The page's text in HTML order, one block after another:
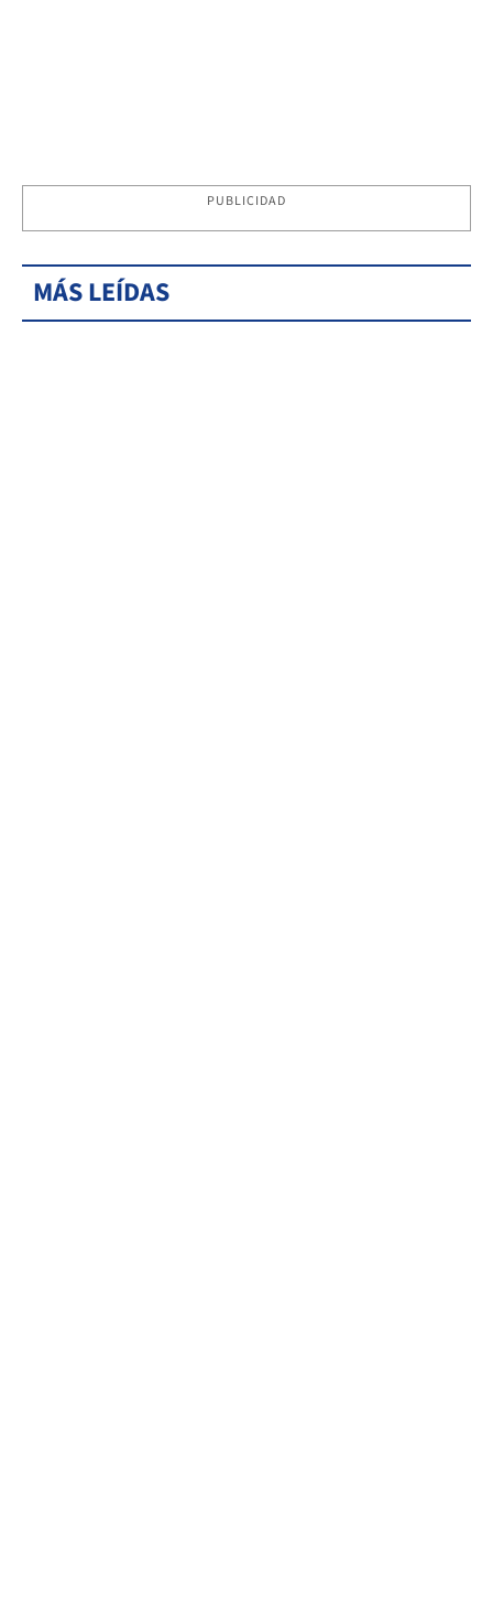
PUBLICIDAD
MÁS LEÍDAS